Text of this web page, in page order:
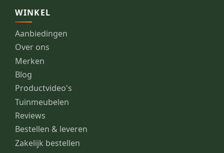
WINKEL
Aanbiedingen
Over ons
Merken
Blog
Productvideo's
Tuinmeubelen
Reviews
Bestellen & leveren
Zakelijk bestellen